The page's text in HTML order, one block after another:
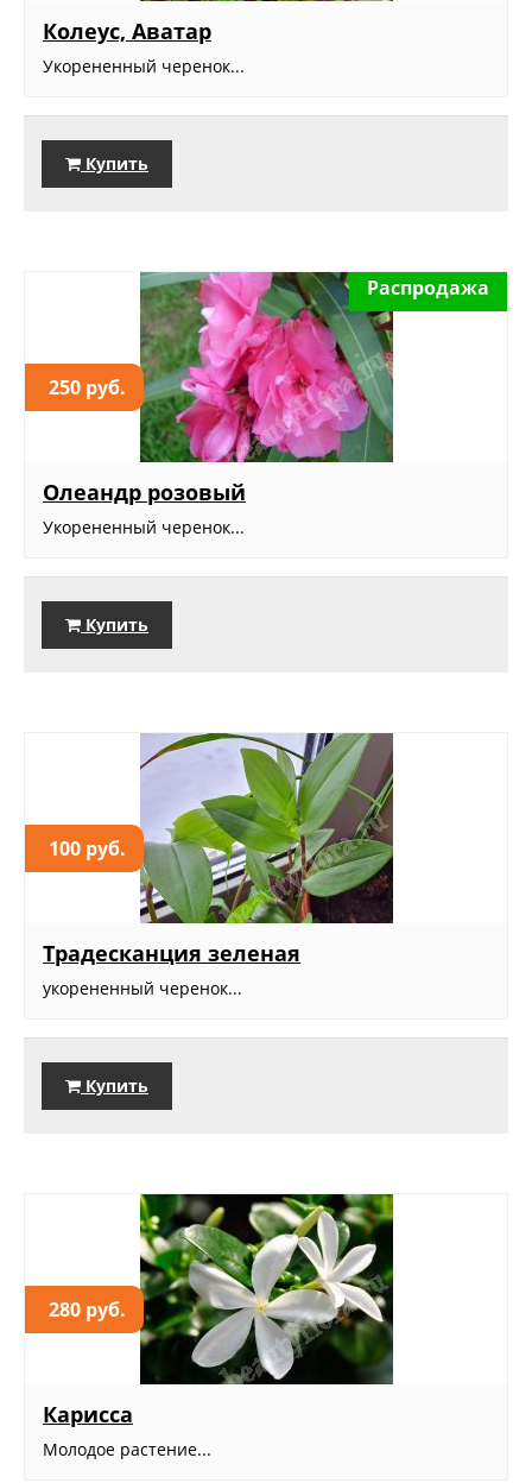
Колеус, Аватар
Укорененный черенок...
Купить
250 руб.
Распродажа
Олеандр розовый
Укорененный черенок...
Купить
100 руб.
Традесканция зеленая
укорененный черенок...
Купить
280 руб.
Карисса
Молодое растение...